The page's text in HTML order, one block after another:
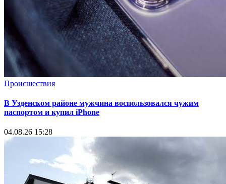
Происшествия
В Узденском районе мужчина воспользовался чужим
паспортом и купил iPhone
04.08.26 15:28